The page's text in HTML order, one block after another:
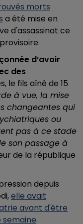
morts
a été mise en
d'assassinat ce
d’avoir
des
le fils aîné de 15
à vue, la mise
changeantes qui
ou
pas à ce stade
son passage à
de la république
depuis
elle avait
avant d'être
semaine.